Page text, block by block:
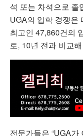
석 또는 차석으로 졸
UGA의 입학 경쟁은
최고인 47,860건의
로, 10년 전과 비교
전문가들은 “UGA